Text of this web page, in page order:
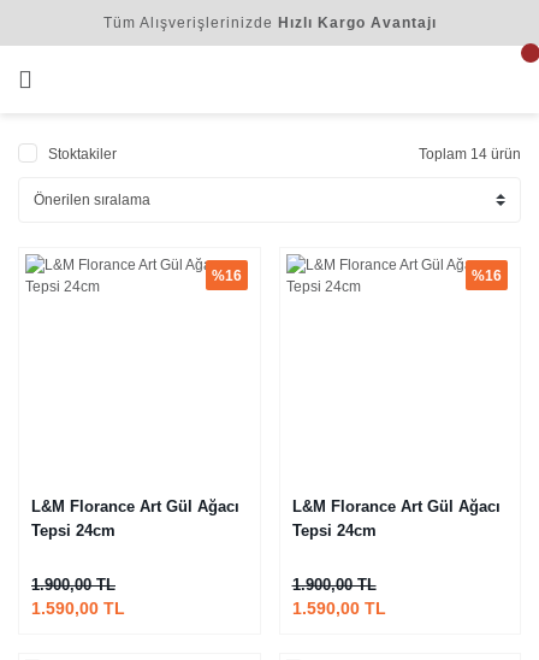
Tüm Alışverişlerinizde Hızlı Kargo Avantajı
Stoktakiler Toplam 14 ürün
%16
L&M Florance Art Gül Ağacı
Tepsi 24cm
1.900,00 TL
1.590,00 TL
%16
L&M Florance Art Gül Ağacı
Tepsi 24cm
1.900,00 TL
1.590,00 TL